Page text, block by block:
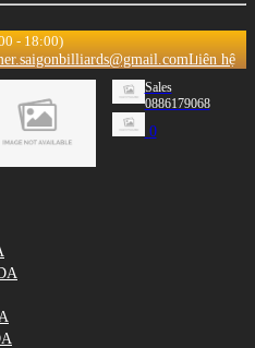
- 18:00)
Liên hệ
Sales
0886179068
0